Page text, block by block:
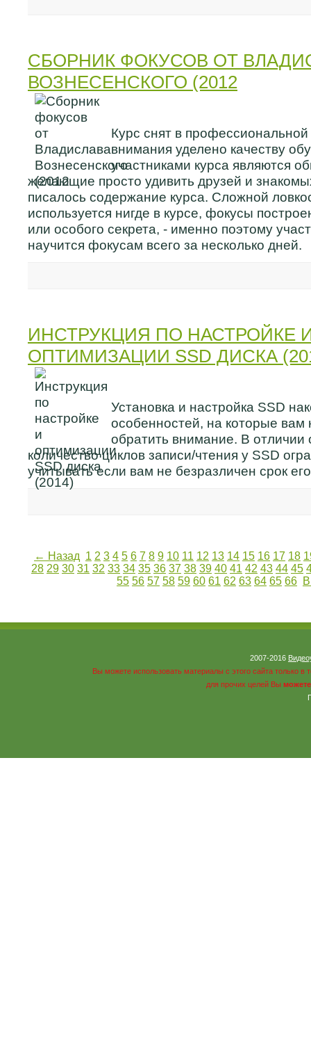
СБОРНИК ФОКУСОВ ОТ
ВОЗНЕСЕНСКОГО (2012
Курс снят в
внимания уделено качеству
участниками курса являются
желающие просто удивить друзей и
писалось содержание курса. Cложной
используется нигде в курсе, фокусы
или особого секрета, - именно поэтому
научится фокусам всего за несколько дней.
ИНСТРУКЦИЯ ПО НАСТРОЙКЕ
ОПТИМИЗАЦИИ SSD ДИСКА
Установка и настройка SSD
особенностей, на которые вам
обратить внимание. В
количество циклов записи/чтения у SSD
учитывать если вам не безразличен срок
← Назад 1 2 3 4 5 6 7 8 9 10 11 12 13 14 15 16 17 18
28 29 30 31 32 33 34 35 36 37 38 39 40 41 42 43 44 45
55 56 57 58 59 60 61 62 63 64 65 66
2007-2016
Вы можете использовать материалы с этого сайта только
для прочих целей Вы